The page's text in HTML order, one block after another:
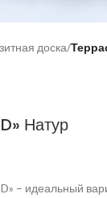
доска
Натур
– идеальный